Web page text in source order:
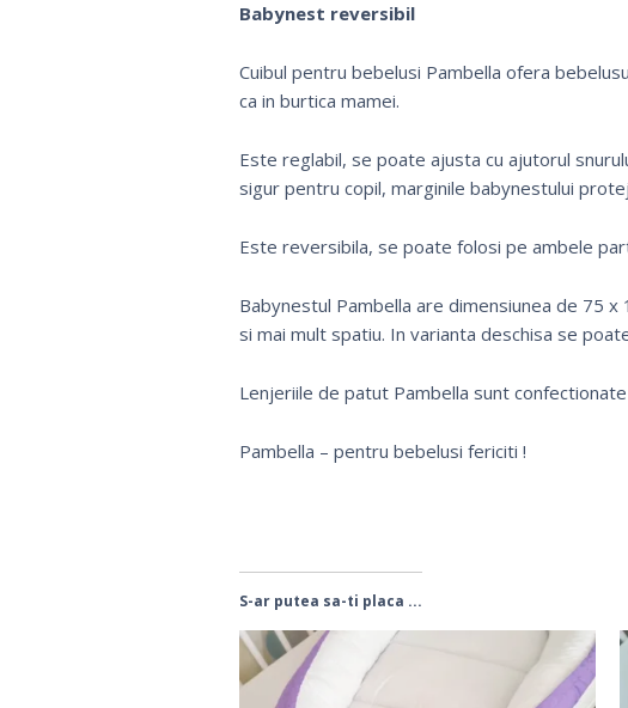
Babynest reversibil
Cuibul pentru bebelusi Pambella ofera
ca in burtica mamei.
Este reglabil, se poate ajusta cu ajutorul
sigur pentru copil, marginile babynestului
Este reversibila, se poate folosi pe ambele
Babynestul Pambella are dimensiunea de 75
si mai mult spatiu. In varianta deschisa se
Lenjeriile de patut Pambella sunt
Pambella – pentru bebelusi fericiti !
S-ar putea sa-ti placa ...